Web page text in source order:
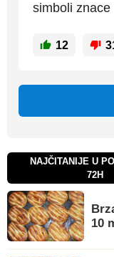
simboli
12
NAJČITANIJE U
72H
10